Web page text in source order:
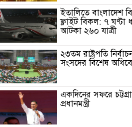
ইতালিতে বাংলাদেশ
ফ্লাইট বিকল: ৭ ঘণ্টা
আটকা ২৬০ যাত্রী
২৩তম রাষ্ট্রপতি
সংসদের বিশেষ
একদিনের সফরে
প্রধানমন্ত্রী